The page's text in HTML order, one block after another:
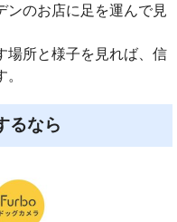
ンのお店に足を運んで見
場所と様子を見れば、信
るなら